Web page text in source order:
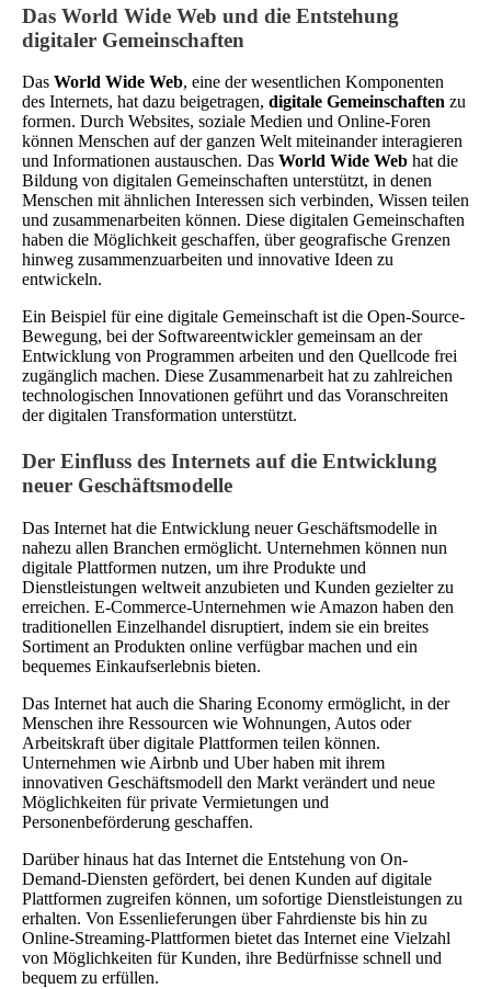
Das World Wide Web und die Entstehung
digitaler Gemeinschaften
Das World Wide Web, eine der wesentlichen Komponenten
des Internets, hat dazu beigetragen, digitale Gemeinschaften zu
formen. Durch Websites, soziale Medien und Online-Foren
können Menschen auf der ganzen Welt miteinander interagieren
und Informationen austauschen. Das World Wide Web hat die
Bildung von digitalen Gemeinschaften unterstützt, in denen
Menschen mit ähnlichen Interessen sich verbinden, Wissen teilen
und zusammenarbeiten können. Diese digitalen Gemeinschaften
haben die Möglichkeit geschaffen, über geografische Grenzen
hinweg zusammenzuarbeiten und innovative Ideen zu
entwickeln.
Ein Beispiel für eine digitale Gemeinschaft ist die Open-Source-
Bewegung, bei der Softwareentwickler gemeinsam an der
Entwicklung von Programmen arbeiten und den Quellcode frei
zugänglich machen. Diese Zusammenarbeit hat zu zahlreichen
technologischen Innovationen geführt und das Voranschreiten
der digitalen Transformation unterstützt.
Der Einfluss des Internets auf die Entwicklung
neuer Geschäftsmodelle
Das Internet hat die Entwicklung neuer Geschäftsmodelle in
nahezu allen Branchen ermöglicht. Unternehmen können nun
digitale Plattformen nutzen, um ihre Produkte und
Dienstleistungen weltweit anzubieten und Kunden gezielter zu
erreichen. E-Commerce-Unternehmen wie Amazon haben den
traditionellen Einzelhandel disruptiert, indem sie ein breites
Sortiment an Produkten online verfügbar machen und ein
bequemes Einkaufserlebnis bieten.
Das Internet hat auch die Sharing Economy ermöglicht, in der
Menschen ihre Ressourcen wie Wohnungen, Autos oder
Arbeitskraft über digitale Plattformen teilen können.
Unternehmen wie Airbnb und Uber haben mit ihrem
innovativen Geschäftsmodell den Markt verändert und neue
Möglichkeiten für private Vermietungen und
Personenbeförderung geschaffen.
Darüber hinaus hat das Internet die Entstehung von On-
Demand-Diensten gefördert, bei denen Kunden auf digitale
Plattformen zugreifen können, um sofortige Dienstleistungen zu
erhalten. Von Essenlieferungen über Fahrdienste bis hin zu
Online-Streaming-Plattformen bietet das Internet eine Vielzahl
von Möglichkeiten für Kunden, ihre Bedürfnisse schnell und
bequem zu erfüllen.